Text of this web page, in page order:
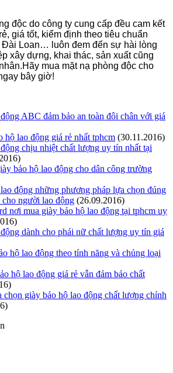
độc do công ty cung cấp đều cam kết
giá tốt, kiểm định theo tiêu chuẩn
Đài Loan… luôn đem đến sự hài lòng
xây dựng, khai thác, sản xuất cũng
mua mặt nạ phòng độc cho
bây giờ!
ABC đảm bảo an toàn đôi chân với giá
hộ lao động giá rẻ nhất tphcm (30.11.2016)
chịu nhiệt chất lượng uy tín nhất tại
bảo hộ lao động cho dân công trường
động những phương pháp lựa chọn đúng
cho người lao động (26.09.2016)
nơi mua giày bảo hộ lao động tại tphcm uy
dành cho phái nữ chất lượng uy tín giá
hộ lao động theo tính năng và chủng loại
hộ lao động giá rẻ vẫn đảm bảo chất
giày bảo hộ lao động chất lượng chính